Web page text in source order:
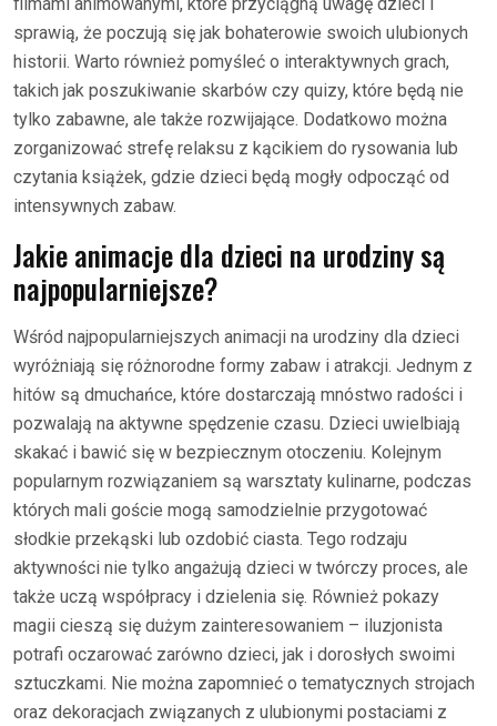
sprawią, że poczują się jak bohaterowie swoich ulubionych
historii. Warto również pomyśleć o interaktywnych grach,
takich jak poszukiwanie skarbów czy quizy, które będą nie
tylko zabawne, ale także rozwijające. Dodatkowo można
zorganizować strefę relaksu z kącikiem do rysowania lub
czytania książek, gdzie dzieci będą mogły odpocząć od
intensywnych zabaw.
Jakie animacje dla dzieci na urodziny są
najpopularniejsze?
Wśród najpopularniejszych animacji na urodziny dla dzieci
wyróżniają się różnorodne formy zabaw i atrakcji. Jednym z
hitów są dmuchańce, które dostarczają mnóstwo radości i
pozwalają na aktywne spędzenie czasu. Dzieci uwielbiają
skakać i bawić się w bezpiecznym otoczeniu. Kolejnym
popularnym rozwiązaniem są warsztaty kulinarne, podczas
których mali goście mogą samodzielnie przygotować
słodkie przekąski lub ozdobić ciasta. Tego rodzaju
aktywności nie tylko angażują dzieci w twórczy proces, ale
także uczą współpracy i dzielenia się. Również pokazy
magii cieszą się dużym zainteresowaniem – iluzjonista
potrafi oczarować zarówno dzieci, jak i dorosłych swoimi
sztuczkami. Nie można zapomnieć o tematycznych strojach
oraz dekoracjach związanych z ulubionymi postaciami z